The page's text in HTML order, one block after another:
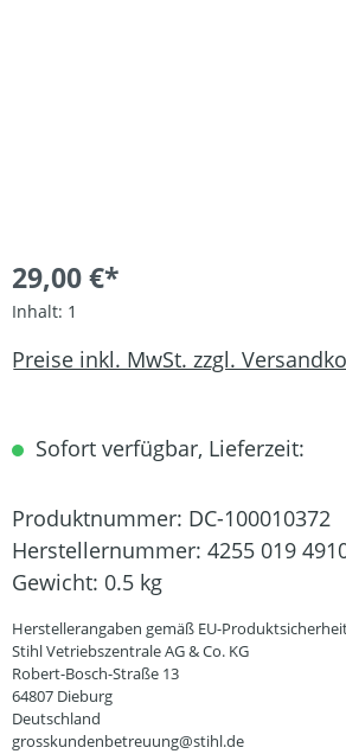
29,00 €*
Inhalt: 1
Preise inkl. MwSt. zzgl.
Sofort verfügbar, Lieferzeit:
Produktnummer: DC-100010372
Herstellernummer: 4255 019
Gewicht: 0.5 kg
Herstellerangaben gemäß EU-
Stihl Vetriebszentrale AG & Co. KG
Robert-Bosch-Straße 13
64807 Dieburg
Deutschland
grosskundenbetreuung@stihl.de